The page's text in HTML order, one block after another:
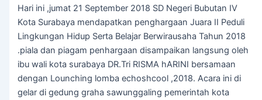
Hari ini ,jumat 21 September 2018 SD Negeri Bubutan IV
Kota Surabaya mendapatkan penghargaan Juara II Peduli
Lingkungan Hidup Serta Belajar Berwirausaha Tahun 2018
.piala dan piagam penhargaan disampaikan langsung oleh
ibu wali kota surabaya DR.Tri RISMA hARINI bersamaan
dengan Lounching lomba echoshcool ,2018. Acara ini di
gelar di gedung graha sawunggaling pemerintah kota